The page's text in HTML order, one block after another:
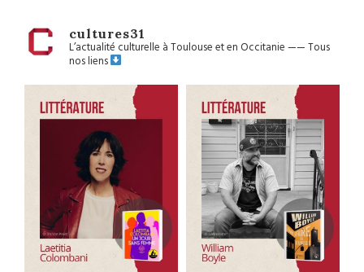
cultures31
L’actualité culturelle à Toulouse et en Occitanie——Tous
nos liens